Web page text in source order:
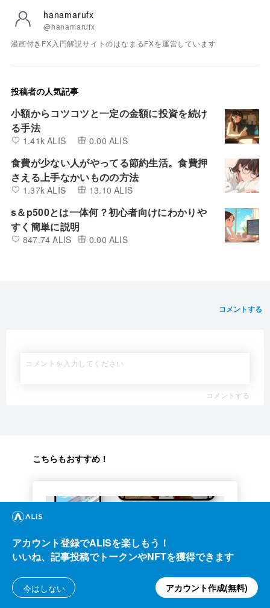
hanamarufx
@hanamarufx
漫画付きFX入門解説サイトのはなまるFXを運営しています
投稿者の人気記事
小額からコツコツと一定の金額に投資を続け
る手法
1.41k ALIS 0.00 ALIS
食費が少ない人がやってる節約生活。食費押
さえる上手なかいものの方法
1.37k ALIS 13.10 ALIS
s＆p500とは一体何？初心者向けにわかりや
すく簡単に説明
847.74 ALIS 0.00 ALIS
コメントする
コメントする
こちらもおすすめ！
テクノロジー
iOS15 配信開始!!
アカウント登録でALISを楽しもう！
いいね、記事投稿でトークンやNFTを獲得できます
今はしない アカウント作成(無料)